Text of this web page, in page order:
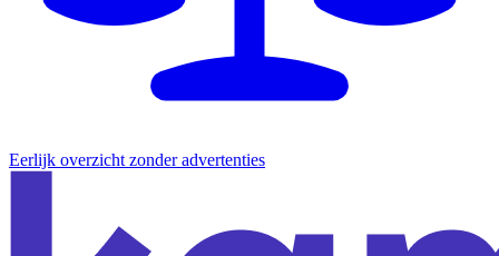
Eerlijk overzicht zonder advertenties